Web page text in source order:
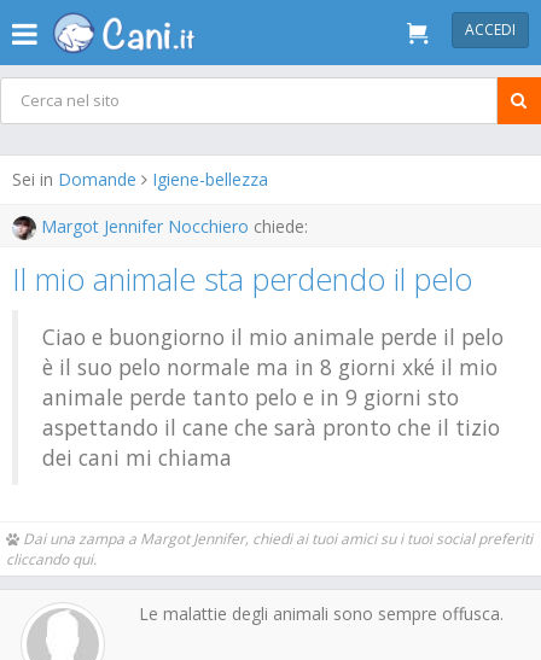
ACCEDI
Sei in Domande Igiene-bellezza
Margot Jennifer Nocchiero chiede:
Il mio animale sta perdendo il pelo
Ciao e buongiorno il mio animale perde il pelo
è il suo pelo normale ma in 8 giorni xké il mio
animale perde tanto pelo e in 9 giorni sto
aspettando il cane che sarà pronto che il tizio
dei cani mi chiama
Dai una zampa a Margot Jennifer, chiedi ai tuoi amici su i tuoi social preferiti
cliccando qui.
Le malattie degli animali sono sempre offusca.